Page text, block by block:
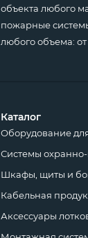
объекта любого
пожарные
любого объема:
Каталог
Оборудование
Системы
Шкафы, щиты и
Кабельная
Аксессуары